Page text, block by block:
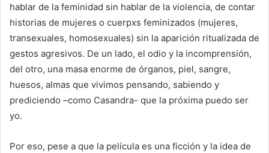
hablar de la feminidad sin hablar de la violencia, de contar
historias de mujeres o cuerpxs feminizados (mujeres,
transexuales, homosexuales) sin la aparición ritualizada de
gestos agresivos. De un lado, el odio y la incomprensión,
del otro, una masa enorme de órganos, piel, sangre,
huesos, almas que vivimos pensando, sabiendo y
prediciendo –como Casandra- que la próxima puedo ser
yo.
Por eso, pese a que la película es una ficción y la idea de